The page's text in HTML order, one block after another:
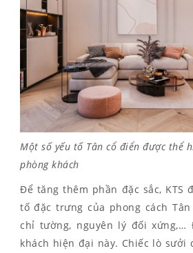
Một số yếu tố Tân cổ điển được thể
phòng khách
Để tăng thêm phần đặc sắc, KTS
tố đặc trưng của phong cách
chỉ tường, nguyên lý đối
khách hiện đại này. Chiếc lò